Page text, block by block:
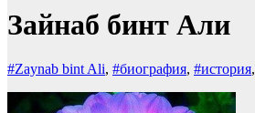
Зайнаб бинт Али
#Zaynab bint Ali, #биография, #история,